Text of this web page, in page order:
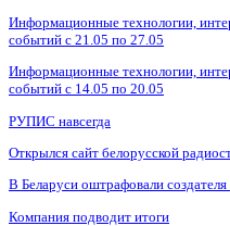
Информационные технологии,
событий с 21.05 по 27.05
Информационные технологии,
событий с 14.05 по 20.05
РУПИС навсегда
Открылся сайт белорусской
В Беларуси оштрафовали создателя
Компания подводит итоги